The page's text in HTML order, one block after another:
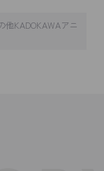
他KADOKAWAアニ